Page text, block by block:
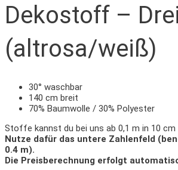
Dekostoff –
(altrosa/weiß)
30° waschbar
140 cm breit
70% Baumwolle / 30% Polyester
Stoffe kannst du bei uns ab 0,1 m in 10 cm
Nutze dafür das untere Zahlenfeld
0.4 m).
Die Preisberechnung erfolgt